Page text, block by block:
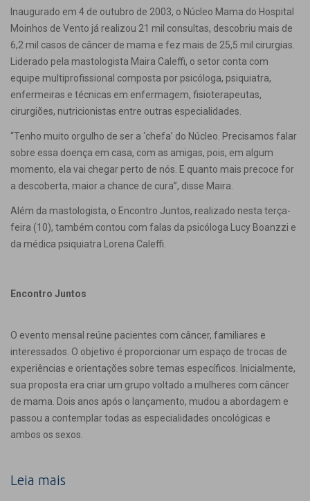
Inaugurado em 4 de outubro de 2003, o Núcleo Mama do Hospital
Moinhos de Vento já realizou 21 mil consultas, descobriu mais de
6,2 mil casos de câncer de mama e fez mais de 25,5 mil cirurgias.
Liderado pela mastologista Maira Caleffi, o setor conta com
equipe multiprofissional composta por psicóloga, psiquiatra,
enfermeiras e técnicas em enfermagem, fisioterapeutas,
cirurgiões, nutricionistas entre outras especialidades.
“Tenho muito orgulho de ser a ‘chefa’ do Núcleo. Precisamos falar
sobre essa doença em casa, com as amigas, pois, em algum
momento, ela vai chegar perto de nós. E quanto mais precoce for
a descoberta, maior a chance de cura”, disse Maira.
Além da mastologista, o Encontro Juntos, realizado nesta terça-
feira (10), também contou com falas da psicóloga Lucy Boanzzi e
da médica psiquiatra Lorena Caleffi.
Encontro Juntos
O evento mensal reúne pacientes com câncer, familiares e
interessados. O objetivo é proporcionar um espaço de trocas de
experiências e orientações sobre temas específicos. Inicialmente,
sua proposta era criar um grupo voltado a mulheres com câncer
de mama. Dois anos após o lançamento, mudou a abordagem e
passou a contemplar todas as especialidades oncológicas e
ambos os sexos.
Leia mais